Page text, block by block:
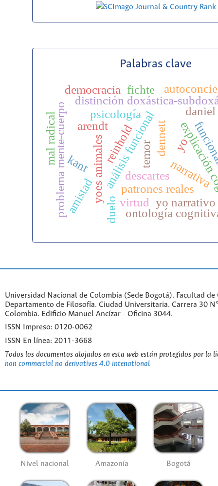
Palabras clave
dennett
análisis funcional
distinción doxástica-
yo
narrativa
patrones reales
yoes animales yo narrativo
problema mente-cuerpo ontología
psicología
descartes
amistad duelo
temor
kant reinhold
fichte
arendt
democracia
virtud
mal radical
Universidad Nacional de Colombia (Sede Bogotá). Facultad de
Departamento de Filosofía. Ciudad Universitaria. Carrera 30
Colombia. Edificio Manuel Ancízar - Oficina 3044.
ISSN Impreso: 0120-0062
ISSN En línea: 2011-3668
Todos los documentos alojados en esta web están protegidos por la
non commercial no derivatives 4.0 intenational
Nivel nacional Amazonía Bogotá